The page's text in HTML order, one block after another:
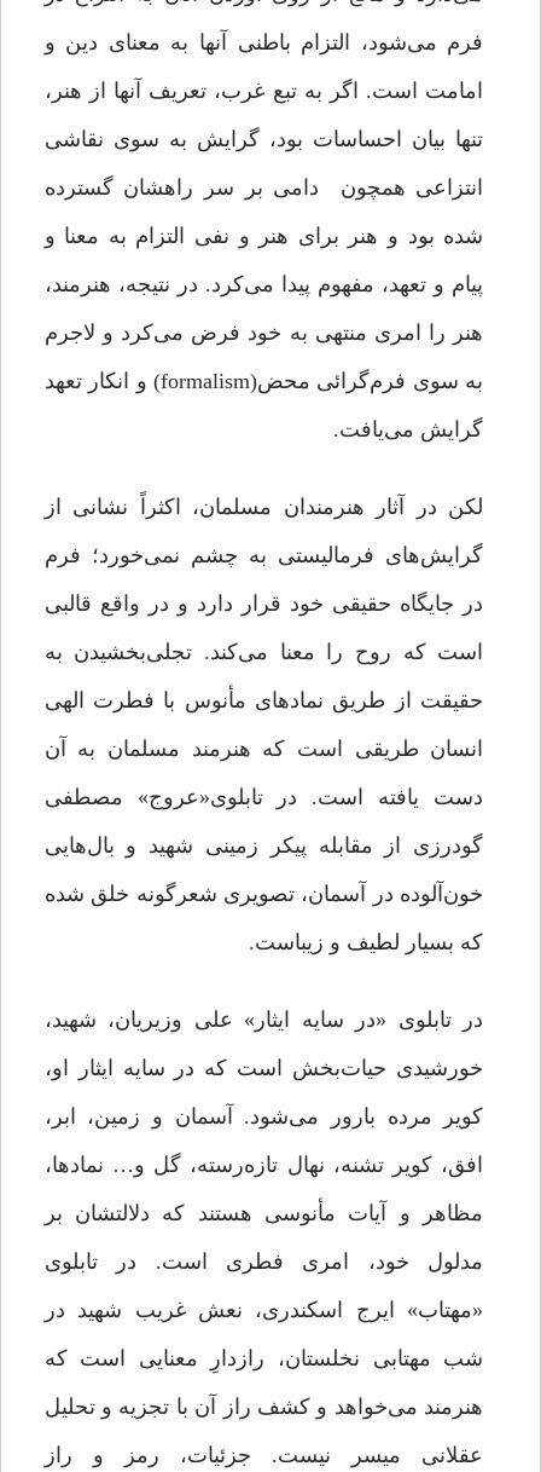
فرم می‌شود، التزام باطنی آنها به معنای دین و
امامت است. اگر به تبع غرب، تعریف آنها از هنر،
تنها بیان احساسات بود، گرایش به سوی نقاشی
انتزاعی همچون دامی بر سر راهشان گسترده
شده بود و هنر برای هنر و نفی التزام به معنا و
پیام و تعهد، مفهوم پیدا می‌کرد. در نتیجه، هنرمند،
هنر را امری منتهی به خود فرض می‌کرد و لاجرم
به سوی فرم‌گرائی محض(formalism) و انکار تعهد
گرایش می‌یافت.
لکن در آثار هنرمندان مسلمان، اکثراً نشانی از
گرایش‌های فرمالیستی به چشم نمی‌خورد؛ فرم
در جایگاه حقیقی خود قرار دارد و در واقع قالبی
است که روح را معنا می‌کند. تجلی‌بخشیدن به
حقیقت از طریق نماد‌های مأنوس با فطرت الهی
انسان طریقی است که هنرمند مسلمان به آن
دست یافته است. در تابلوی«عروج» مصطفی
گودرزی از مقابله پیکر زمینی شهید و بال‌هایی
خون‌آلوده در آسمان، تصویری شعرگونه خلق شده
که بسیار لطیف و زیباست.
در تابلوی «در سایه ایثار» علی وزیریان، شهید،
خورشیدی حیات‌بخش است که در سایه ایثار او،
کویر مرده بارور می‌شود. آسمان و زمین، ابر،
افق، کویر تشنه، نهال تازه‌رسته، گل و… نماد‌ها،
مظاهر و آیات مأنوسی هستند که دلالتشان بر
مدلول خود، امری فطری است. در تابلوی
«مهتاب» ایرج اسکندری، نعش غریب شهید در
شب مهتابی نخلستان، رازدارِ معنایی است که
هنرمند می‌خواهد و کشف راز آن با تجزیه و تحلیل
عقلانی میسر نیست. جزئیات، رمز و راز